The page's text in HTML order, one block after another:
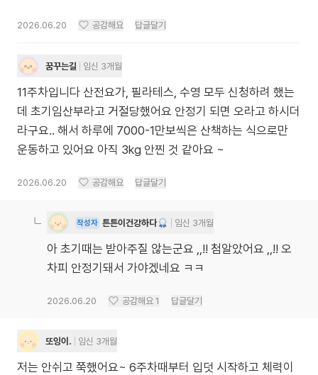
2026.06.20 공감해요 답글달기
꿈꾸는길 임신 3개월
11주차입니다 산전요가, 필라테스, 수영 모두 신청하려 했는
데 초기임산부라고 거절당했어요 안정기 되면 오라고 하시더
라구요.. 해서 하루에 7000-1만보씩은 산책하는 식으로만
운동하고 있어요 아직 3kg 안찐 것 같아요 ~
2026.06.20 공감해요 답글달기
작성자 튼튼이건강하다 임신 3개월
아 초기때는 받아주질 않는군요 ,,!! 첨알았어요 ,,!! 오
차피 안정기돼서 가야겠네요 ㅋㅋ
2026.06.20 공감해요 1 답글달기
또잉이. 임신 3개월
저는 안쉬고 쭉했어요~ 6주차때부터 입덧 시작하고 체력이